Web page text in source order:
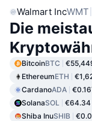
Walmart IncWMT
Die
BitcoinBTC
EthereumETH
CardanoADA
SolanaSOL €64.34
Shiba InuSHIB